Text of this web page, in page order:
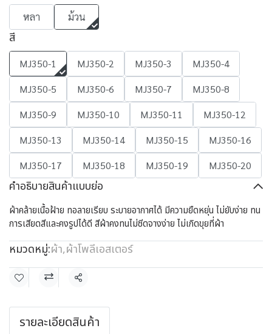
หลา ม้วน
สี
MJ350-1 MJ350-2 MJ350-3
MJ350-4
MJ350-5
MJ350-6 MJ350-7
MJ350-8
MJ350-9
MJ350-10 MJ350-11
MJ350-12
MJ350-13
MJ350-14 MJ350-15
MJ350-16
MJ350-17
MJ350-18 MJ350-19 MJ350-20
คำอธิบายสินค้าแบบย่อ
ผ้าคล้ายเนื้อฝ้าย ทอลายเรียบ ระบายอากาศได้ มีความยืดหยุ่น ไม่ยับง่าย ทน
การเสียดสีและคงรูปได้ดี สีผ้าคงทนไม่ซีดจางง่าย ไม่เกิดขุยที่ผ้า
หมวดหมู่:ผ้า,ผ้าโพลีเอสเตอร์
แชร์
รายละเอียดสินค้า